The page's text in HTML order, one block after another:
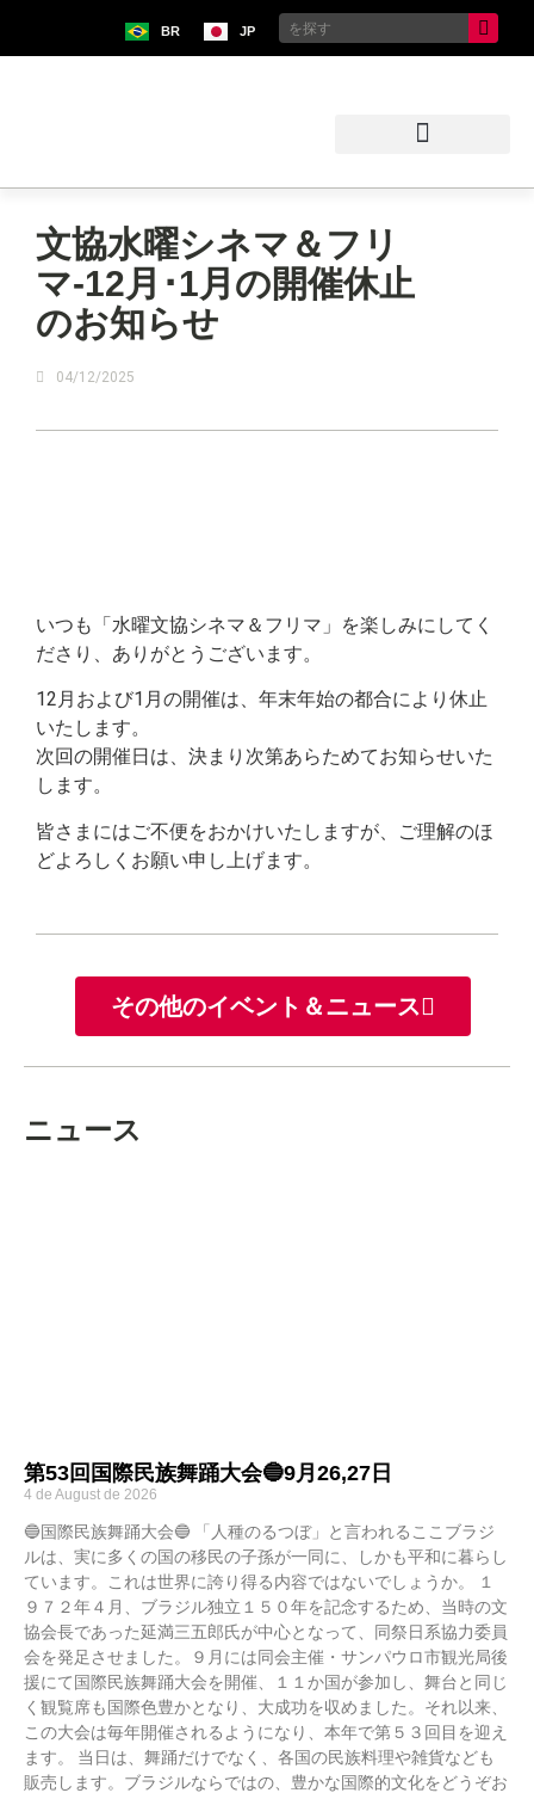
BR JP
文協水曜シネマ＆フリ
マ-12月･1月の開催休止
のお知らせ
04/12/2025
いつも「水曜文協シネマ＆フリマ」を楽しみにしてく
ださり、ありがとうございます。
12月および1月の開催は、年末年始の都合により休止
いたします。
次回の開催日は、決まり次第あらためてお知らせいた
します。
皆さまにはご不便をおかけいたしますが、ご理解のほ
どよろしくお願い申し上げます。
その他のイベント＆ニュース
ニュース
第53回国際民族舞踊大会🔵9月26,27日
4 de August de 2026
🔵国際民族舞踊大会🔵 「人種のるつぼ」と言われるここブラジ
ルは、実に多くの国の移民の子孫が一同に、しかも平和に暮らし
ています。これは世界に誇り得る内容ではないでしょうか。 １
９７２年４月、ブラジル独立１５０年を記念するため、当時の文
協会長であった延満三五郎氏が中心となって、同祭日系協力委員
会を発足させました。９月には同会主催・サンパウロ市観光局後
援にて国際民族舞踊大会を開催、１１か国が参加し、舞台と同じ
く観覧席も国際色豊かとなり、大成功を収めました。それ以来、
この大会は毎年開催されるようになり、本年で第５３回目を迎え
ます。 当日は、舞踊だけでなく、各国の民族料理や雑貨なども
販売します。ブラジルならではの、豊かな国際的文化をどうぞお